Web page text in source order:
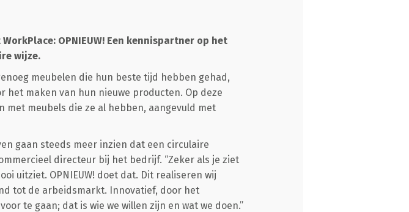
OPNIEUW! Een kennispartner op het
wijze.
meubelen die hun beste tijd hebben gehad,
maken van hun nieuwe producten. Op deze
meubels die ze al hebben, aangevuld met
gaan steeds meer inzien dat een circulaire
directeur bij het bedrijf. “Zeker als je ziet
uitziet. OPNIEUW! doet dat. Dit realiseren wij
tot de arbeidsmarkt. Innovatief, door het
te gaan; dat is wie we willen zijn en wat we doen.”